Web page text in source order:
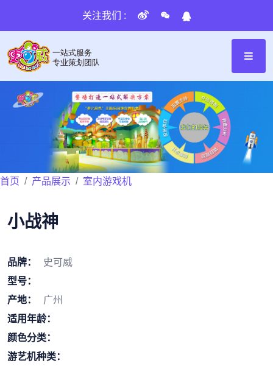
关注我们 :
首页 产品展示 室内游戏机
小战神
品牌：
史可威
型号：
产地：
广州
适用年龄：
颜色分类：
游艺机种类：